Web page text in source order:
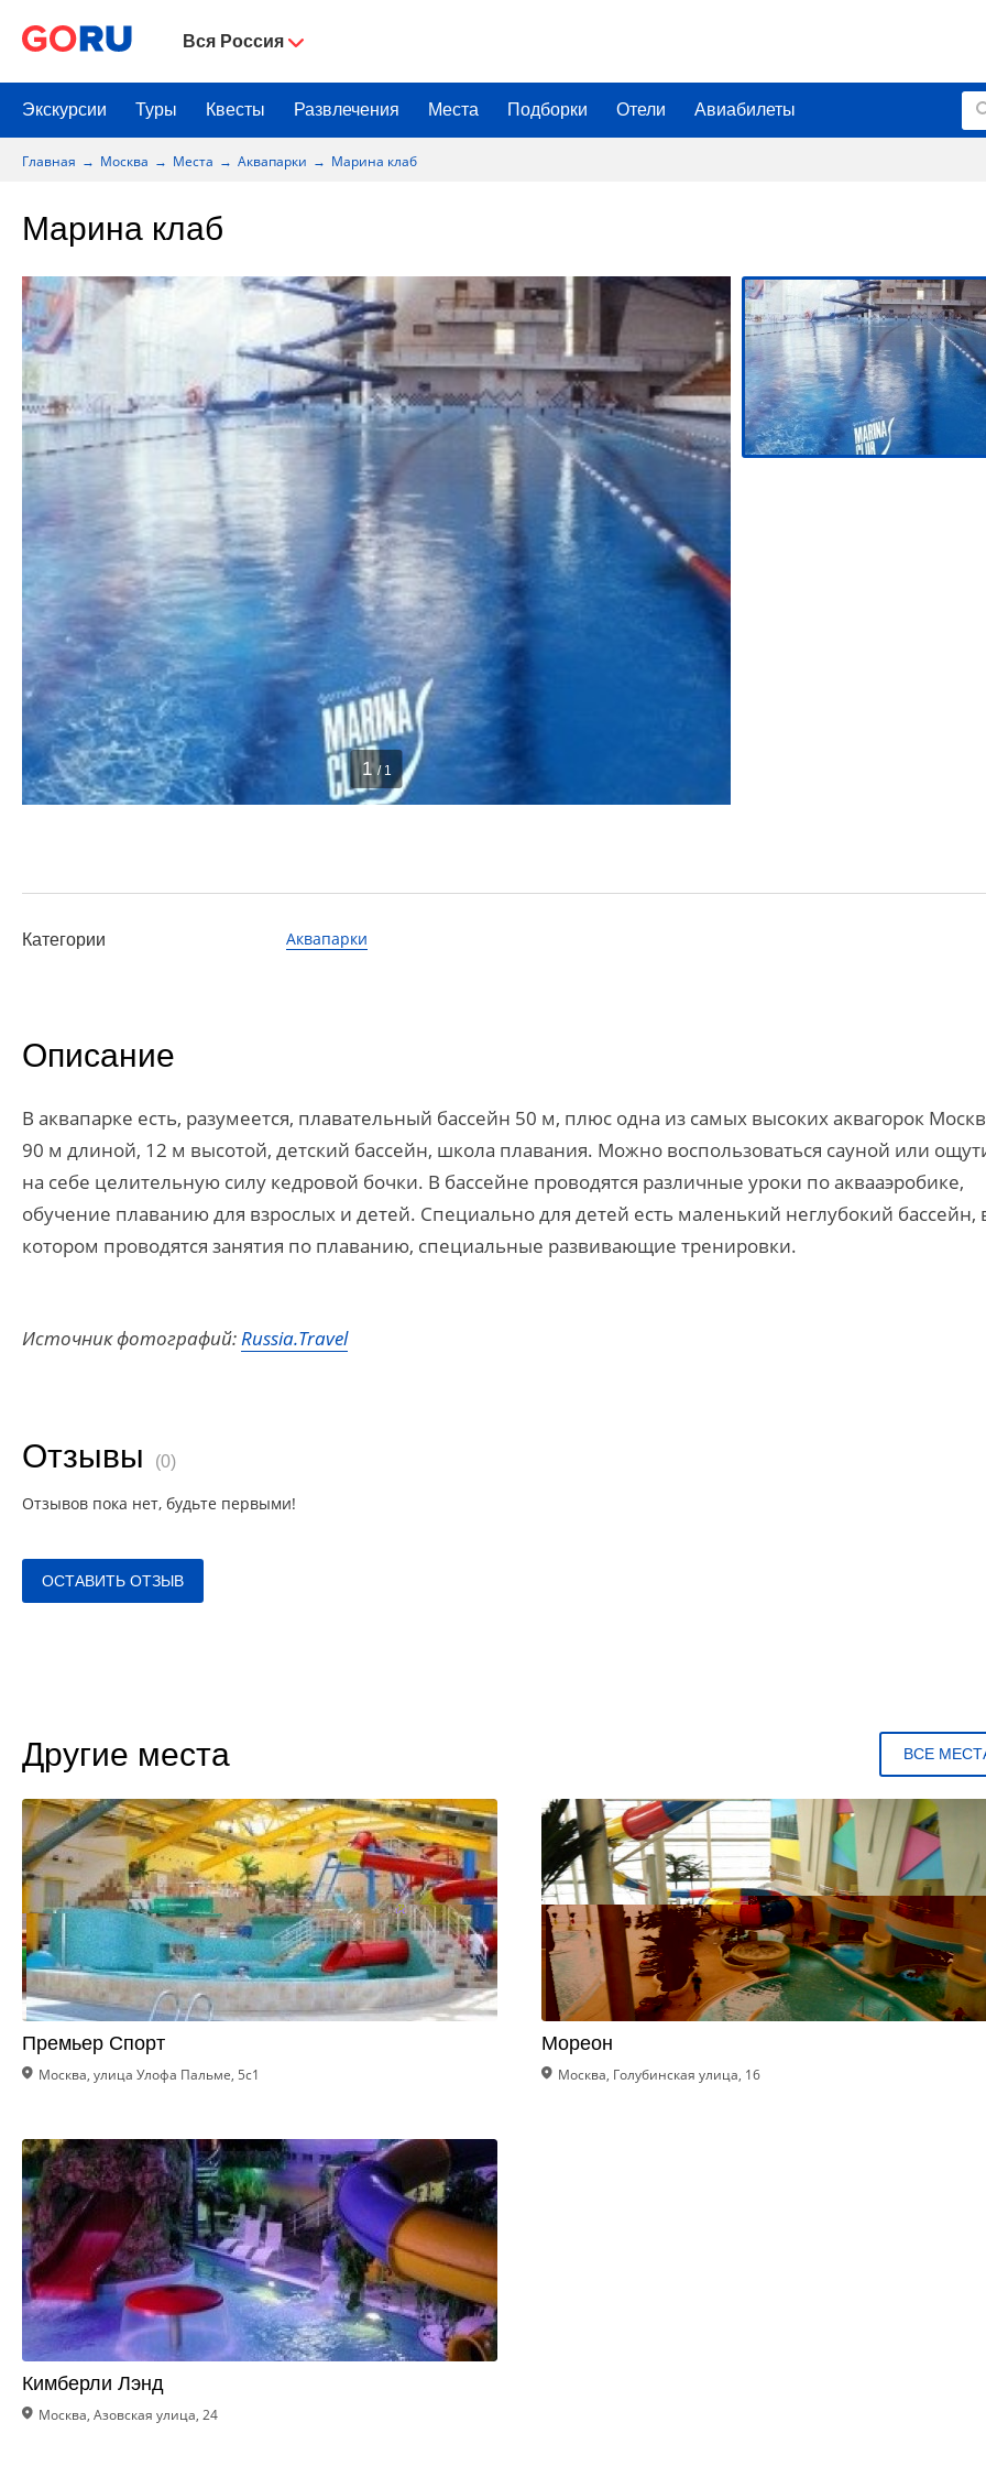
Вся Россия
Экскурсии Туры Квесты Развлечения Места Подборки Отели Авиабилеты
Главная Москва Места Аквапарки Марина клаб
Марина клаб
1 / 1
Категории Аквапарки
Описание
В аквапарке есть, разумеется, плавательный бассейн 50 м, плюс одна из самых высоких аквагорок
90 м длиной, 12 м высотой, детский бассейн, школа плавания. Можно воспользоваться сауной или
на себе целительную силу кедровой бочки. В бассейне проводятся различные уроки по аквааэробике,
обучение плаванию для взрослых и детей. Специально для детей есть маленький неглубокий бассейн,
котором проводятся занятия по плаванию, специальные развивающие тренировки.
Источник фотографий:Russia.Travel
Отзывы (0)
Отзывов пока нет, будьте первыми!
ОСТАВИТЬ ОТЗЫВ
Другие места ВСЕ
Премьер Спорт
Москва, улица Улофа Пальме, 5с1
Мореон
Москва, Голубинская улица, 16
Кимберли Лэнд
Москва, Азовская улица, 24